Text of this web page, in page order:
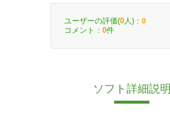
ユーザーの評価(0 人)： 0
コメント： 0件
ソフト詳細説明